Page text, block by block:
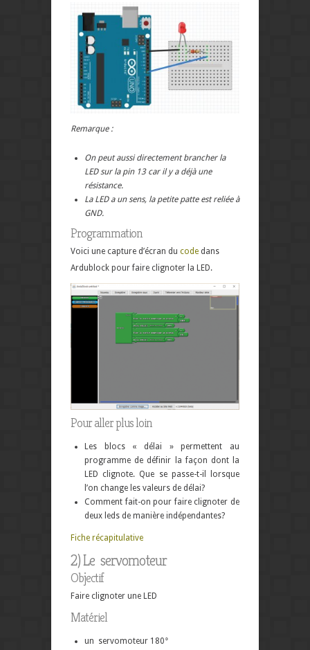
Remarque :
On peut aussi directement brancher la
LED sur la pin 13 car il y a déjà une
résistance.
La LED a un sens, la petite patte est reliée à
GND.
Programmation
Voici une capture d’écran du code dans
Ardublock pour faire clignoter la LED.
Pour aller plus loin
Les blocs « délai » permettent au
programme de définir la façon dont la
LED clignote. Que se passe-t-il lorsque
l’on change les valeurs de délai?
Comment fait-on pour faire clignoter de
deux leds de manière indépendantes?
Fiche récapitulative
2) Le servomoteur
Objectif
Faire clignoter une LED
Matériel
un servomoteur 180°